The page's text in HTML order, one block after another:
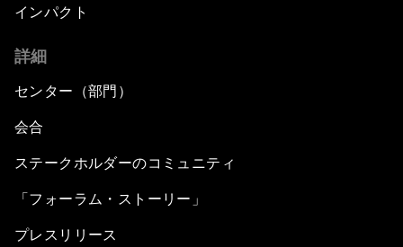
インパクト
詳細
センター（部門）
会合
ステークホルダーのコミュニティ
「フォーラム・ストーリー」
プレスリリース